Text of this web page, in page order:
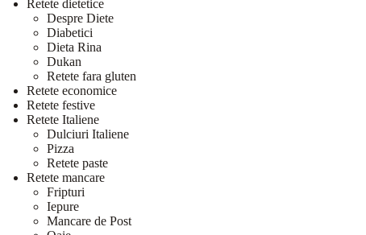
Retete dietetice
Despre Diete
Diabetici
Dieta Rina
Dukan
Retete fara gluten
Retete economice
Retete festive
Retete Italiene
Dulciuri Italiene
Pizza
Retete paste
Retete mancare
Fripturi
Iepure
Mancare de Post